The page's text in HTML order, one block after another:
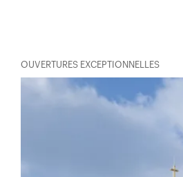
OUVERTURES EXCEPTIONNELLES